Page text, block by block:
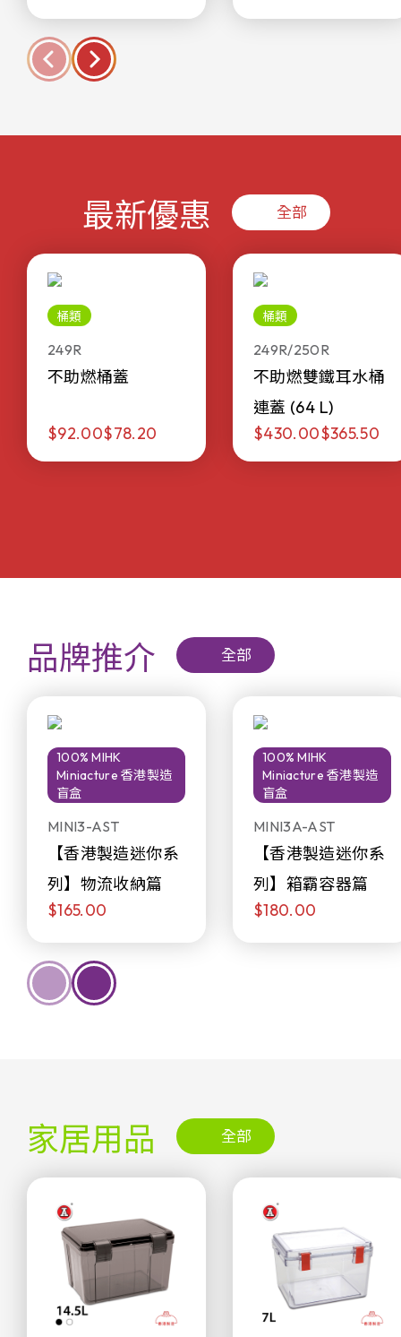
最新優惠 全部
桶類
249R
不助燃桶蓋
$92.00$78.20
桶類
249R/250R
不助燃雙鐵耳水桶
連蓋 (64 L)
$430.00$365.50
品牌推介 全部
100% MIHK
Miniacture 香港製造
盲盒
MINI3-AST
【香港製造迷你系
列】物流收納篇
$165.00
100% MIHK
Miniacture 香港製造
盲盒
MINI3A-AST
【香港製造迷你系
列】箱霸容器篇
$180.00
家居用品 全部